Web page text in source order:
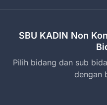
SBU KADIN Non
Pilih bidang dan sub
dengan